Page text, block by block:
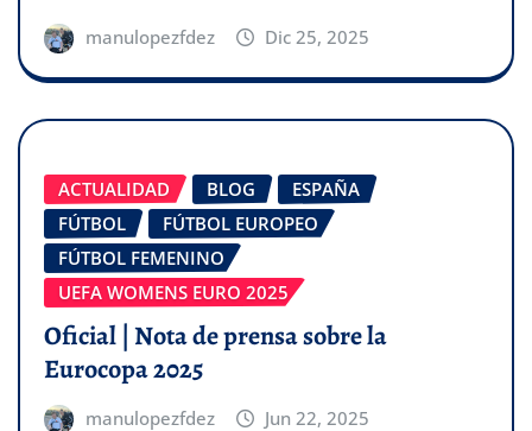
manulopezfdez Dic 25, 2025
ACTUALIDAD BLOG
ESPAÑA
FÚTBOL
FÚTBOL EUROPEO
FÚTBOL FEMENINO
UEFA WOMENS EURO 2025
Oficial | Nota de prensa sobre la
Eurocopa 2025
manulopezfdez Jun 22, 2025